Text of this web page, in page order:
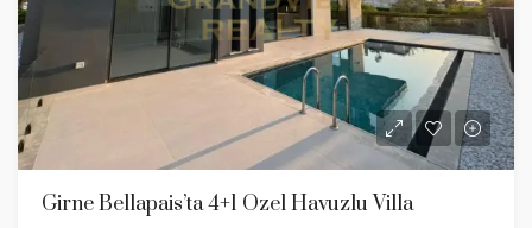
Girne Bellapais’ta 4+1 Özel Havuzlu Villa